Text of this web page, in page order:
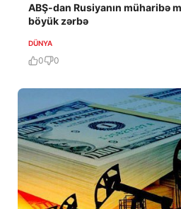
ABŞ-dan Rusiyanın müharibə
böyük zərbə
DÜNYA
0 0